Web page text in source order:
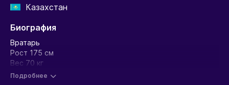
Казахстан
Биография
Вратарь
Рост 175 см
Вес 70 кг
Подробнее